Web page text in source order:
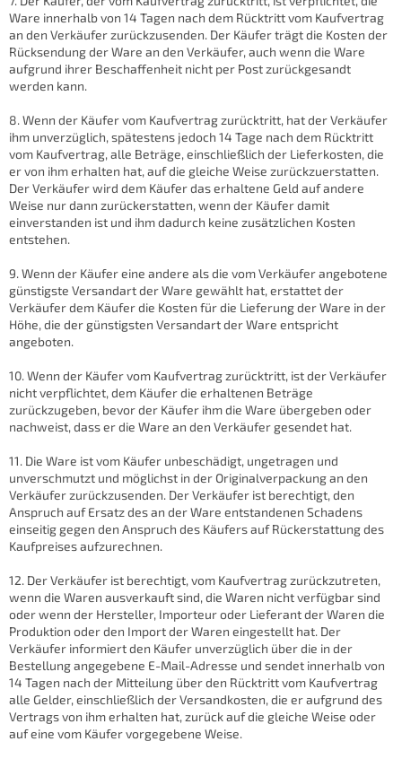
Ware innerhalb von 14 Tagen nach dem Rücktritt vom Kaufvertrag
an den Verkäufer zurückzusenden. Der Käufer trägt die Kosten der
Rücksendung der Ware an den Verkäufer, auch wenn die Ware
aufgrund ihrer Beschaffenheit nicht per Post zurückgesandt
werden kann.
8. Wenn der Käufer vom Kaufvertrag zurücktritt, hat der Verkäufer
ihm unverzüglich, spätestens jedoch 14 Tage nach dem Rücktritt
vom Kaufvertrag, alle Beträge, einschließlich der Lieferkosten, die
er von ihm erhalten hat, auf die gleiche Weise zurückzuerstatten.
Der Verkäufer wird dem Käufer das erhaltene Geld auf andere
Weise nur dann zurückerstatten, wenn der Käufer damit
einverstanden ist und ihm dadurch keine zusätzlichen Kosten
entstehen.
9. Wenn der Käufer eine andere als die vom Verkäufer angebotene
günstigste Versandart der Ware gewählt hat, erstattet der
Verkäufer dem Käufer die Kosten für die Lieferung der Ware in der
Höhe, die der günstigsten Versandart der Ware entspricht
angeboten.
10. Wenn der Käufer vom Kaufvertrag zurücktritt, ist der Verkäufer
nicht verpflichtet, dem Käufer die erhaltenen Beträge
zurückzugeben, bevor der Käufer ihm die Ware übergeben oder
nachweist, dass er die Ware an den Verkäufer gesendet hat.
11. Die Ware ist vom Käufer unbeschädigt, ungetragen und
unverschmutzt und möglichst in der Originalverpackung an den
Verkäufer zurückzusenden. Der Verkäufer ist berechtigt, den
Anspruch auf Ersatz des an der Ware entstandenen Schadens
einseitig gegen den Anspruch des Käufers auf Rückerstattung des
Kaufpreises aufzurechnen.
12. Der Verkäufer ist berechtigt, vom Kaufvertrag zurückzutreten,
wenn die Waren ausverkauft sind, die Waren nicht verfügbar sind
oder wenn der Hersteller, Importeur oder Lieferant der Waren die
Produktion oder den Import der Waren eingestellt hat. Der
Verkäufer informiert den Käufer unverzüglich über die in der
Bestellung angegebene E-Mail-Adresse und sendet innerhalb von
14 Tagen nach der Mitteilung über den Rücktritt vom Kaufvertrag
alle Gelder, einschließlich der Versandkosten, die er aufgrund des
Vertrags von ihm erhalten hat, zurück auf die gleiche Weise oder
auf eine vom Käufer vorgegebene Weise.